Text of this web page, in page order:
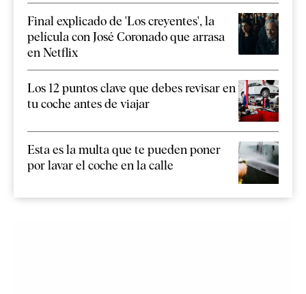
Final explicado de 'Los creyentes', la
película con José Coronado que arrasa
en Netflix
Los 12 puntos clave que debes revisar en
tu coche antes de viajar
Esta es la multa que te pueden poner
por lavar el coche en la calle